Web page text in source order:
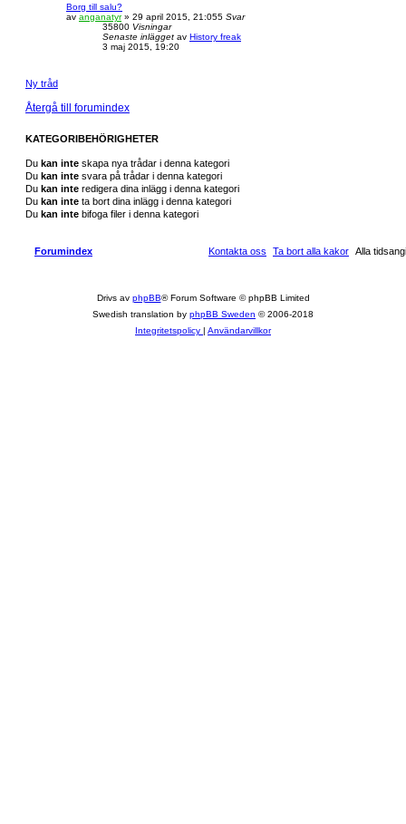
Borg till salu?
av anganatyr» 29 april 2015, 21:055 Svar
35800 Visningar
Senaste inlägget av History freak
3 maj 2015, 19:20
Ny tråd
Återgå till forumindex
KATEGORIBEHÖRIGHETER
Du kan inte skapa nya trådar i denna kategori
Du kan inte svara på trådar i denna kategori
Du kan inte redigera dina inlägg i denna kategori
Du kan inte ta bort dina inlägg i denna kategori
Du kan inte bifoga filer i denna kategori
Forumindex Alla
Ta bort alla kakor
Kontakta oss
Drivs av phpBB® Forum Software © phpBB Limited
Swedish translation by phpBB Sweden © 2006-2018
Integritetspolicy | Användarvillkor